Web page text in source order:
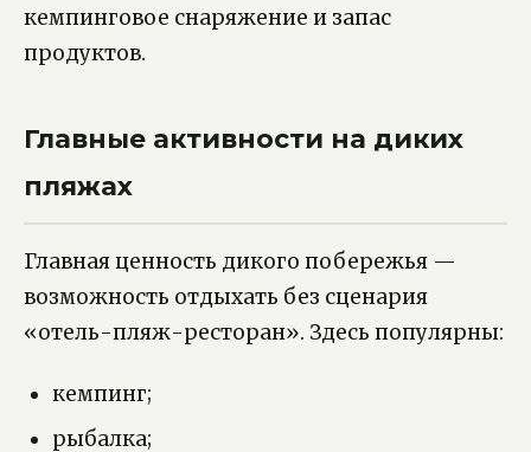
кемпинговое снаряжение и запас
продуктов.
Главные активности на диких
пляжах
Главная ценность дикого побережья —
возможность отдыхать без сценария
«отель-пляж-ресторан». Здесь популярны:
кемпинг;
рыбалка;